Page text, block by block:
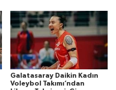
Galatasaray Daikin Kadın
Voleybol Takımı’ndan